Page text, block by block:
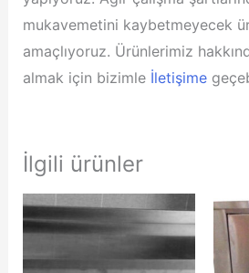
mukavemetini kaybetmeyecek
amaçlıyoruz. Ürünlerimiz
almak için bizimle İletişime
İlgili ürünler